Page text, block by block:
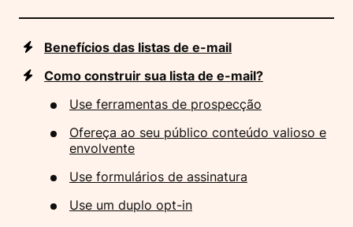
Benefícios das listas de e-mail
Como construir sua lista de e-mail?
Use ferramentas de prospecção
Ofereça ao seu público conteúdo valioso e
envolvente
Use formulários de assinatura
Use um duplo opt-in